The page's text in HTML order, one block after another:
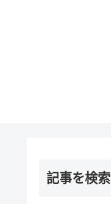
記事を検索